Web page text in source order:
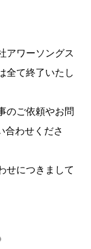
アワーソングス
全て終了いたし
のご依頼やお問
合わせくださ
せにつきまして